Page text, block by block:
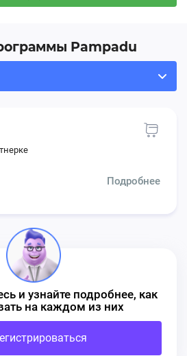
Pampadu
Подробнее
и узнайте подробнее, как
на каждом из них